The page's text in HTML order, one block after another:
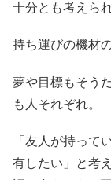
十分とも考えら
持ち運びの機材
夢や目標もそう
も人それぞれ。
「友人が持って
有したい」と考